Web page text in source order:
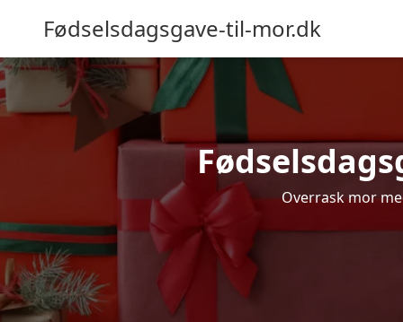
Fødselsdagsgave-til-mor.dk
Overrask mor